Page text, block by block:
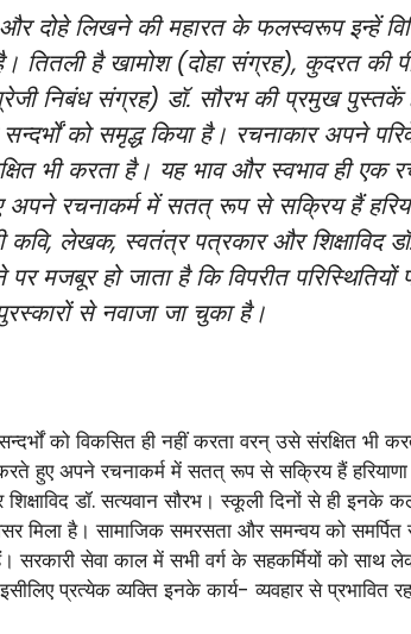
दोहे लिखने की महारत के फलस्वरूप इन्हें
तितली है खामोश (दोहा संग्रह), कुदरत
निबंध संग्रह) डॉ. सौरभ की प्रमुख
को समृद्ध किया है। रचनाकार अपने
भी करता है। यह भाव और स्वभाव ही एक
अपने रचनाकर्म में सतत् रूप से सक्रिय हैं
कवि, लेखक, स्वतंत्र पत्रकार और
मजबूर हो जाता है कि विपरीत
से नवाजा जा चुका है।
को विकसित ही नहीं करता वरन् उसे संरक्षित भी
करते हुए अपने रचनाकर्म में सतत् रूप से सक्रिय हैं
डॉ. सत्यवान सौरभ। स्कूली दिनों से ही इनके
है। सामाजिक समरसता और समन्वय को
सेवा काल में सभी वर्ग के सहकर्मियों को साथ
प्रत्येक व्यक्ति इनके कार्य- व्यवहार से प्रभावित